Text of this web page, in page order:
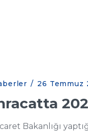
/ 26 Temmuz
Bakanlığı